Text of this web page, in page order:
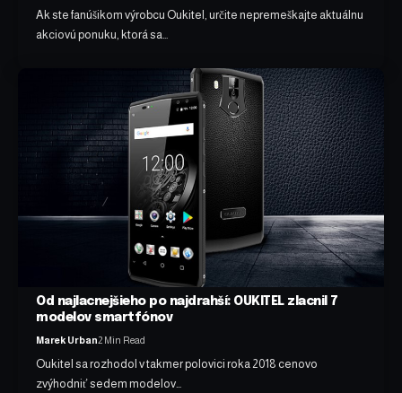
Ak ste fanúšikom výrobcu Oukitel, určite nepremeškajte aktuálnu
akciovú ponuku, ktorá sa…
Od najlacnejšieho po najdrahší: OUKITEL zlacnil 7
modelov smartfónov
Marek Urban2 Min Read
Oukitel sa rozhodol v takmer polovici roka 2018 cenovo
zvýhodniť sedem modelov…